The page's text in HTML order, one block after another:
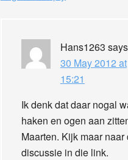
Hans1263 says
30 May 2012 at
15:21
Ik denk dat daar nogal
haken en ogen aan
Maarten. Kijk maar naar
discussie in die link.